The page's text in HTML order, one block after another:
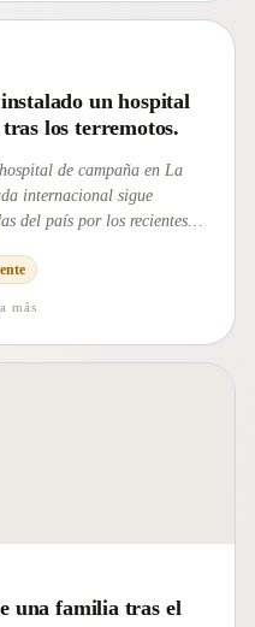
un hospital
los terremotos.
de campaña en La
internacional sigue
del país por los recientes
Es así que, el ministro de
Víctor Atallah,
el funcionamiento e
enviada por la nación, la
instala hospital
más
una familia tras el